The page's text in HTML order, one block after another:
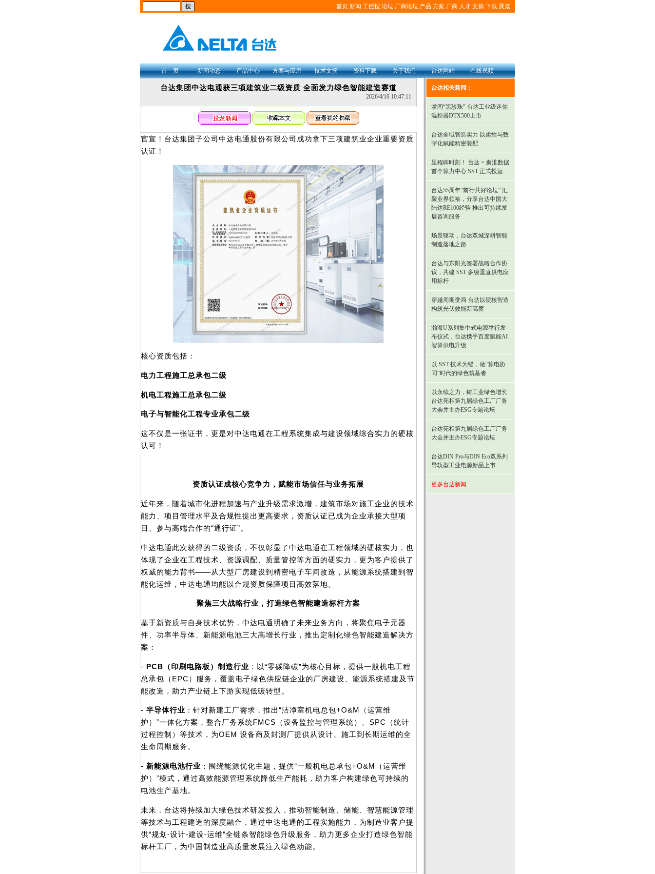
首页 新闻 工控搜 论坛 厂商论坛 产品 方案 厂商 人才 文摘 下载 展览
首 页 新闻动态 产品中心 方案与应用 技术文摘 资料下载 关于我们 台达网站 在线视频
台达集团中达电通获三项建筑业二级资质 全面发力绿色智能建造赛道
2026/4/16 10:47:11
官宣！台达集团子公司中达电通股份有限公司成功拿下三项建筑业企业重要资质
认证！
核心资质包括：
电力工程施工总承包二级
机电工程施工总承包二级
电子与智能化工程专业承包二级
这不仅是一张证书，更是对中达电通在工程系统集成与建设领域综合实力的硬核
认可！
资质认证成核心竞争力，赋能市场信任与业务拓展
近年来，随着城市化进程加速与产业升级需求激增，建筑市场对施工企业的技术
能力、项目管理水平及合规性提出更高要求，资质认证已成为企业承接大型项
目、参与高端合作的“通行证”。
中达电通此次获得的二级资质，不仅彰显了中达电通在工程领域的硬核实力，也
体现了企业在工程技术、资源调配、质量管控等方面的硬实力，更为客户提供了
权威的能力背书——从大型厂房建设到精密电子车间改造，从能源系统搭建到智
能化运维，中达电通均能以合规资质保障项目高效落地。
聚焦三大战略行业，打造绿色智能建造标杆方案
基于新资质与自身技术优势，中达电通明确了未来业务方向，将聚焦电子元器
件、功率半导体、新能源电池三大高增长行业，推出定制化绿色智能建造解决方
案：
- PCB （印刷电路板）制造行业 ：以“零碳降碳”为核心目标，提供一般机电工程
总承包（EPC）服务，覆盖电子绿色供应链企业的厂房建设、能源系统搭建及节
能改造，助力产业链上下游实现低碳转型。
- 半导体行业 ：针对新建工厂需求，推出“洁净室机电总包+O&M（运营维
护）”一体化方案，整合厂务系统FMCS（设备监控与管理系统）、SPC（统计
过程控制）等技术，为OEM 设备商及封测厂提供从设计、施工到长期运维的全
生命周期服务。
- 新能源电池行业 ：围绕能源优化主题，提供“一般机电总承包+O&M（运营维
护）”模式，通过高效能源管理系统降低生产能耗，助力客户构建绿色可持续的
电池生产基地。
未来，台达将持续加大绿色技术研发投入，推动智能制造、储能、智慧能源管理
等技术与工程建造的深度融合，通过中达电通的工程实施能力，为制造业客户提
供“规划-设计-建设-运维”全链条智能绿色升级服务，助力更多企业打造绿色智能
标杆工厂，为中国制造业高质量发展注入绿色动能。
台达相关新闻：
掌间“黑珍珠” 台达工业级迷你
温控器DTX500上市
台达全域智造实力 以柔性与数
字化赋能精密装配
里程碑时刻！ 台达 × 秦淮数据
首个算力中心 SST 正式投运
台达55周年“前行共好论坛” 汇
聚业界领袖，分享台达中国大
陆达RE100经验 推出可持续发
展咨询服务
场景驱动，台达双城深耕智能
制造落地之路
台达与东阳光签署战略合作协
议，共建 SST 多级垂直供电应
用标杆
穿越周期变局 台达以硬核智造
构筑光伏效能新高度
瀚海U系列集中式电源举行发
布仪式，台达携手百度赋能AI
智算供电升级
以 SST 技术为锚，做“算电协
同”时代的绿色筑基者
以永续之力，铸工业绿色增长
台达亮相第九届绿色工厂厂务
大会并主办ESG专题论坛
台达亮相第九届绿色工厂厂务
大会并主办ESG专题论坛
台达DIN Pro与DIN Eco双系列
导轨型工业电源新品上市
更多台达新闻...